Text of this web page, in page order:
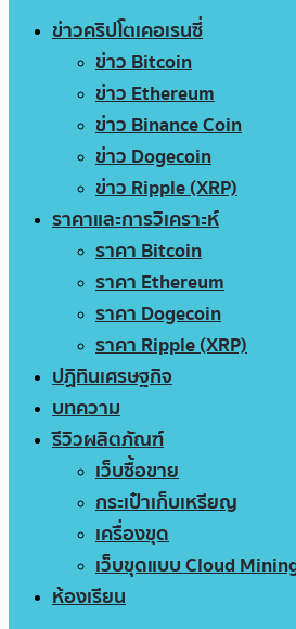
ข่าวคริปโตเคอเรนซี่
ข่าว Bitcoin
ข่าว Ethereum
ข่าว Binance Coin
ข่าว Dogecoin
ข่าว Ripple (XRP)
ราคาและการวิเคราะห์
ราคา Bitcoin
ราคา Ethereum
ราคา Dogecoin
ราคา Ripple (XRP)
ปฏิทินเศรษฐกิจ
บทความ
รีวิวผลิตภัณฑ์
เว็บซื้อขาย
กระเป๋าเก็บเหรียญ
เครื่องขุด
เว็บขุดแบบ Cloud
ห้องเรียน